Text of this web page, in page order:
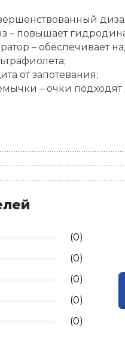
– повышает
– обеспечивает
от запотевания;
– очки подходят
(0)
(0)
(0)
(0)
(0)